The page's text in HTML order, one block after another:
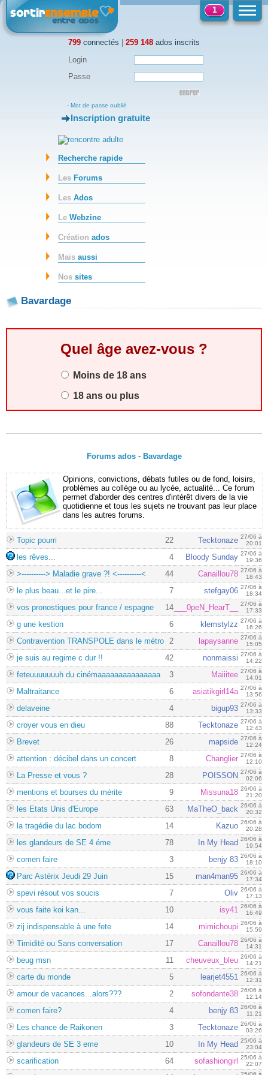
799 connectés | 259 148 ados inscrits
1
Login
Passe
- Mot de passe oublié
-Inscription gratuite
Recherche rapide
Les Forums
LesAdos
LeWebzine
Créationados
Maisaussi
Nossites
Bavardage
Quel âge avez-vous ?
Moins de 18 ans
18 ans ou plus
Forums ados- Bavardage
Opinions, convictions, débats futiles ou de fond, loisirs,
problèmes au collège ou au lycée, actualité... Ce forum
permet d'aborder des centres d'intérêt divers de la vie
quotidienne et tous les sujets ne trouvant pas leur place
dans les autres forums.
Topic pourri 22 Tecktonaze 27/06 à
20:01
les rêves... 4 Bloody Sunday 27/06 à
19:36
>----------> Maladie grave ?! <----------< 44 Canaillou78 27/06 à
18:43
le plus beau...et le pire... 7 stefgay06 27/06 à
18:34
vos pronostiques pour france / espagne 14 ___0peN_HearT__
27/06 à
17:33
g une kestion 6 klemstylzz 27/06 à
16:26
Contravention TRANSPOLE dans le métro 2 lapaysanne 27/06 à
15:05
je suis au regime c dur !! 42 nonmaissi 27/06 à
14:22
feteuuuuuuuh du cinémaaaaaaaaaaaaaaa 3 Maiiitee 27/06 à
14:01
Maltraitance 6 asiatikgirl14a 27/06 à
13:56
delaveine 4 bigup93 27/06 à
13:33
croyer vous en dieu 88 Tecktonaze 27/06 à
12:43
Brevet 26 mapside 27/06 à
12:24
attention : décibel dans un concert 8 Changlier 27/06 à
12:10
La Presse et vous ? 28 POISSON 27/06 à
02:06
mentions et bourses du mérite 9 Missuna18 26/06 à
21:20
les Etats Unis d'Europe 63 MaTheO_back 26/06 à
20:32
la tragédie du lac bodom 14 Kazuo 26/06 à
20:28
les glandeurs de SE 4 éme 78 In My Head 26/06 à
19:54
comen faire 3 benjy 83 26/06 à
18:10
Parc Astérix Jeudi 29 Juin 15 man4man95 26/06 à
17:34
spevi résout vos soucis 7 Oliv 26/06 à
17:13
vous faite koi kan... 10 isy41 26/06 à
16:49
zij indispensable à une fete 14 mimichoupi 26/06 à
15:59
Timidité ou Sans conversation 17 Canaillou78 26/06 à
14:31
beug msn 11 cheuveux_bleu 26/06 à
14:21
carte du monde 5 learjet4551 26/06 à
12:31
amour de vacances...alors??? 2 sofondante38 26/06 à
12:14
comen faire? 4 benjy 83 26/06 à
11:21
Les chance de Raikonen 3 Tecktonaze 26/06 à
03:26
glandeurs de SE 3 eme 10 In My Head 25/06 à
23:04
scarification 64 sofashiongirl
25/06 à
22:07